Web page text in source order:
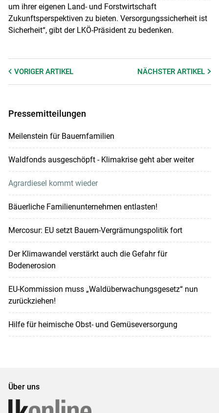
um ihrer eigenen Land- und Forstwirtschaft
Zukunftsperspektiven zu bieten. Versorgungssicherheit ist
Sicherheit“, gibt der LKÖ-Präsident zu bedenken.
VORIGER ARTIKEL NÄCHSTERARTIKEL
Pressemitteilungen
Meilenstein für Bauernfamilien
Waldfonds ausgeschöpft - Klimakrise geht aber weiter
Agrardiesel kommt wieder
Bäuerliche Familienunternehmen entlasten!
Mercosur: EU setzt Bauern-Vergrämungspolitik fort
Der Klimawandel verstärkt auch die Gefahr für
Bodenerosion
EU-Kommission muss „Waldüberwachungsgesetz“ nun
zurückziehen!
Hilfe für heimische Obst- und Gemüseversorgung
Über uns